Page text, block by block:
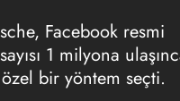
Facebook resmi
1 milyona
bir yöntem seçti.